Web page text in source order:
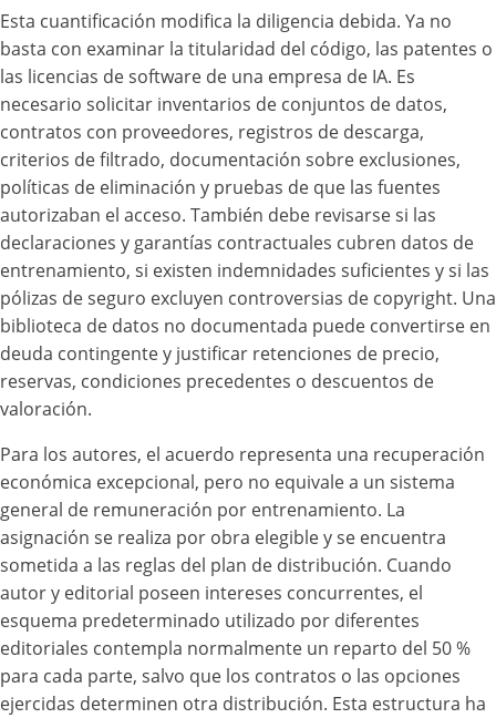
Esta cuantificación modifica la diligencia debida. Ya no
basta con examinar la titularidad del código, las patentes o
las licencias de software de una empresa de IA. Es
necesario solicitar inventarios de conjuntos de datos,
contratos con proveedores, registros de descarga,
criterios de filtrado, documentación sobre exclusiones,
políticas de eliminación y pruebas de que las fuentes
autorizaban el acceso. También debe revisarse si las
declaraciones y garantías contractuales cubren datos de
entrenamiento, si existen indemnidades suficientes y si las
pólizas de seguro excluyen controversias de copyright. Una
biblioteca de datos no documentada puede convertirse en
deuda contingente y justificar retenciones de precio,
reservas, condiciones precedentes o descuentos de
valoración.
Para los autores, el acuerdo representa una recuperación
económica excepcional, pero no equivale a un sistema
general de remuneración por entrenamiento. La
asignación se realiza por obra elegible y se encuentra
sometida a las reglas del plan de distribución. Cuando
autor y editorial poseen intereses concurrentes, el
esquema predeterminado utilizado por diferentes
editoriales contempla normalmente un reparto del 50 %
para cada parte, salvo que los contratos o las opciones
ejercidas determinen otra distribución. Esta estructura ha